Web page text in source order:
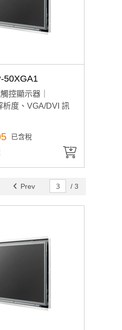
50XGA1
控顯示器｜
析度、VGA/DVI 訊
已含稅
Prev / 3